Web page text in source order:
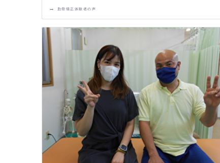
→ 肋骨矯正体験者の声